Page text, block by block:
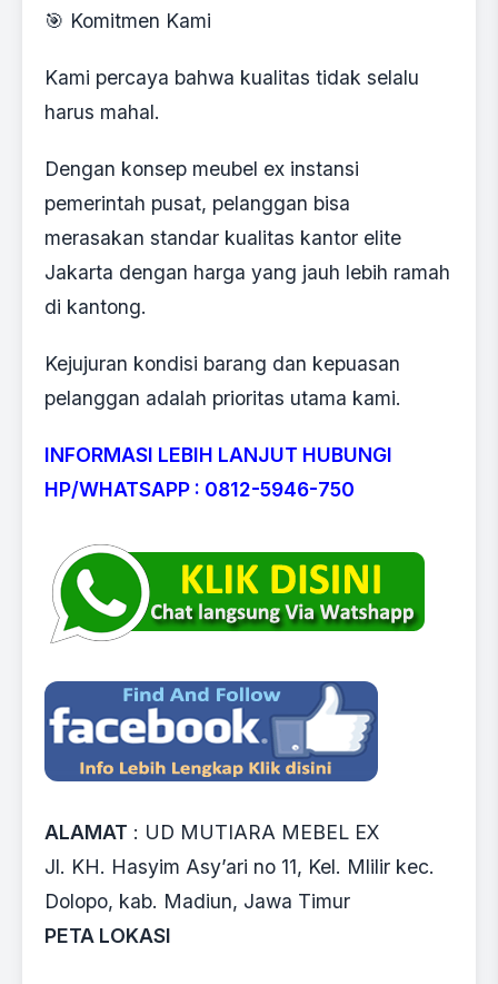
🎯 Komitmen Kami
Kami percaya bahwa kualitas tidak selalu
harus mahal.
Dengan konsep meubel ex instansi
pemerintah pusat, pelanggan bisa
merasakan standar kualitas kantor elite
Jakarta dengan harga yang jauh lebih ramah
di kantong.
Kejujuran kondisi barang dan kepuasan
pelanggan adalah prioritas utama kami.
INFORMASI LEBIH LANJUT HUBUNGI
HP/WHATSAPP : 0812-5946-750
ALAMAT : UD MUTIARA MEBEL EX
Jl. KH. Hasyim Asy’ari no 11, Kel. Mlilir kec.
Dolopo, kab. Madiun, Jawa Timur
PETA LOKASI